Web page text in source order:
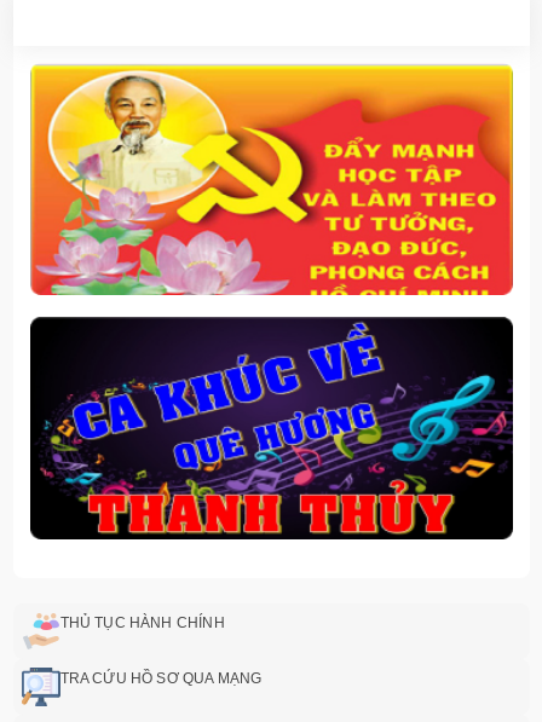
THỦ TỤC HÀNH CHÍNH
TRA CỨU HỒ SƠ QUA MẠNG